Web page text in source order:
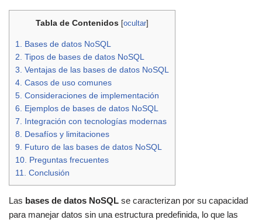
Tabla de Contenidos [ocultar]
1. Bases de datos NoSQL
2. Tipos de bases de datos NoSQL
3. Ventajas de las bases de datos NoSQL
4. Casos de uso comunes
5. Consideraciones de implementación
6. Ejemplos de bases de datos NoSQL
7. Integración con tecnologías modernas
8. Desafíos y limitaciones
9. Futuro de las bases de datos NoSQL
10. Preguntas frecuentes
11. Conclusión
Las bases de datos NoSQL se caracterizan por su capacidad
para manejar datos sin una estructura predefinida, lo que las